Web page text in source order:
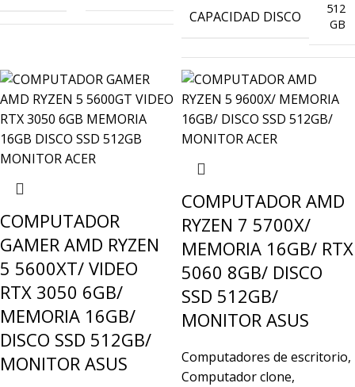
GB
COLOR Negro
LÍNEA DEL PROCESADOR
Ryzen
7
MEMORIO RAM
CAPACIDAD DISCO
512
GB
COLOR
LÍNEA DEL PROCESADOR
MEMORIO RAM
TIPO DE DISCO
COMPUTADOR
GAMER AMD RYZEN
5 5600XT/ VIDEO
RTX 3050 6GB/
MEMORIA 16GB/
DISCO SSD 512GB/
MONITOR ASUS
COMPUTADOR AMD
RYZEN 7 5700X/
MEMORIA 16GB/ RTX
5060 8GB/ DISCO
SSD 512GB/
MONITOR ASUS
Computadores de escritorio,
Computador clone,